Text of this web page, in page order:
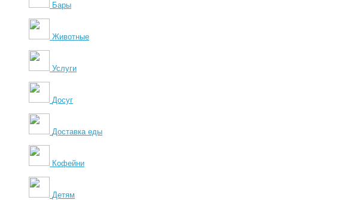
Бары
Животные
Услуги
Досуг
Доставка еды
Кофейни
Детям